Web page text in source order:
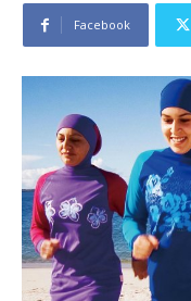
Facebook